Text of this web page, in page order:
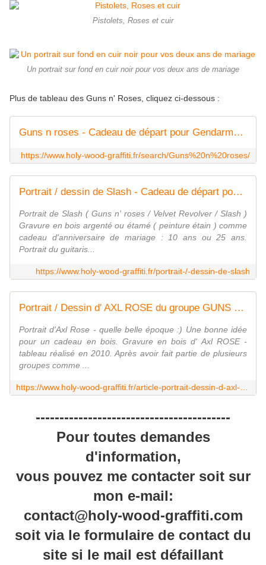
Pistolets, Roses et cuir
Un portrait sur fond en cuir noir pour vos deux ans de mariage
Plus de tableau des Guns n' Roses, cliquez ci-dessous :
Guns n roses - Cadeau de départ pour Gendarmes Militaires Pompiers - Cadeau anniversaire de mariage
https://www.holy-wood-graffiti.fr/search/Guns%20n%20roses/
Portrait / dessin de Slash - Cadeau de départ pour Gendarmes Militaires Pompiers - Cadeau anniversaire de mariage
Portrait de Slash ( Guns n' roses / Velvet Revolver / Slash )
Gravure en bois argenté ou étamé ( peinture étain ) comme
cadeau d'anniversaire de mariage : 10 ans ou 25 ans.
Portrait du guitaris...
https://www.holy-wood-graffiti.fr/portrait-/-dessin-de-slash
Portrait / Dessin d' AXL ROSE du groupe GUNS n' ROSES - Cadeau de départ pour Gendarmes Militaires Pompiers - Cadeau anniversaire de mariage
Portrait d'Axl Rose - quelle belle époque :) Une bonne idée
pour un cadeau en bois. Gravure en bois d' Axl ROSE -
tableau réalisé en 2010. Après avoir fait partie de plusieurs
groupes comme ...
-----------------------------------------
Pour toutes demandes
d'information,
vous pouvez me contacter soit sur
mon e-mail:
contact@holy-wood-graffiti.com
soit via le formulaire de contact du
site si le mail est défaillant